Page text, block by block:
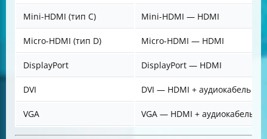
Mini-HDMI (тип C) Mini-HDMI — HDMI
Micro-HDMI (тип D) Micro-HDMI — HDMI
DisplayPort DisplayPort — HDMI
DVI DVI — HDMI + аудиокабель
VGA VGA — HDMI + аудиокабель